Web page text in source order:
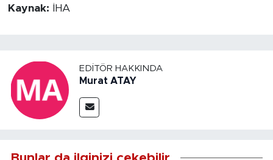
Kaynak: İHA
EDITÖR HAKKINDA
Murat ATAY